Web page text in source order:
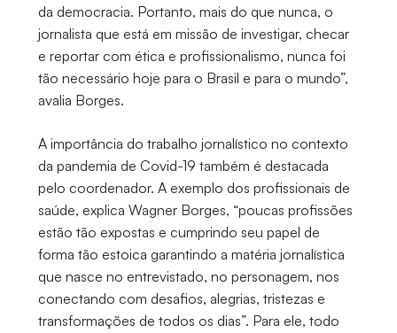
da democracia. Portanto, mais do que nunca, o
jornalista que está em missão de investigar, checar
e reportar com ética e profissionalismo, nunca foi
tão necessário hoje para o Brasil e para o mundo”,
avalia Borges.
A importância do trabalho jornalístico no contexto
da pandemia de Covid-19 também é destacada
pelo coordenador. A exemplo dos profissionais de
saúde, explica Wagner Borges, “poucas profissões
estão tão expostas e cumprindo seu papel de
forma tão estoica garantindo a matéria jornalística
que nasce no entrevistado, no personagem, nos
conectando com desafios, alegrias, tristezas e
transformações de todos os dias”. Para ele, todo